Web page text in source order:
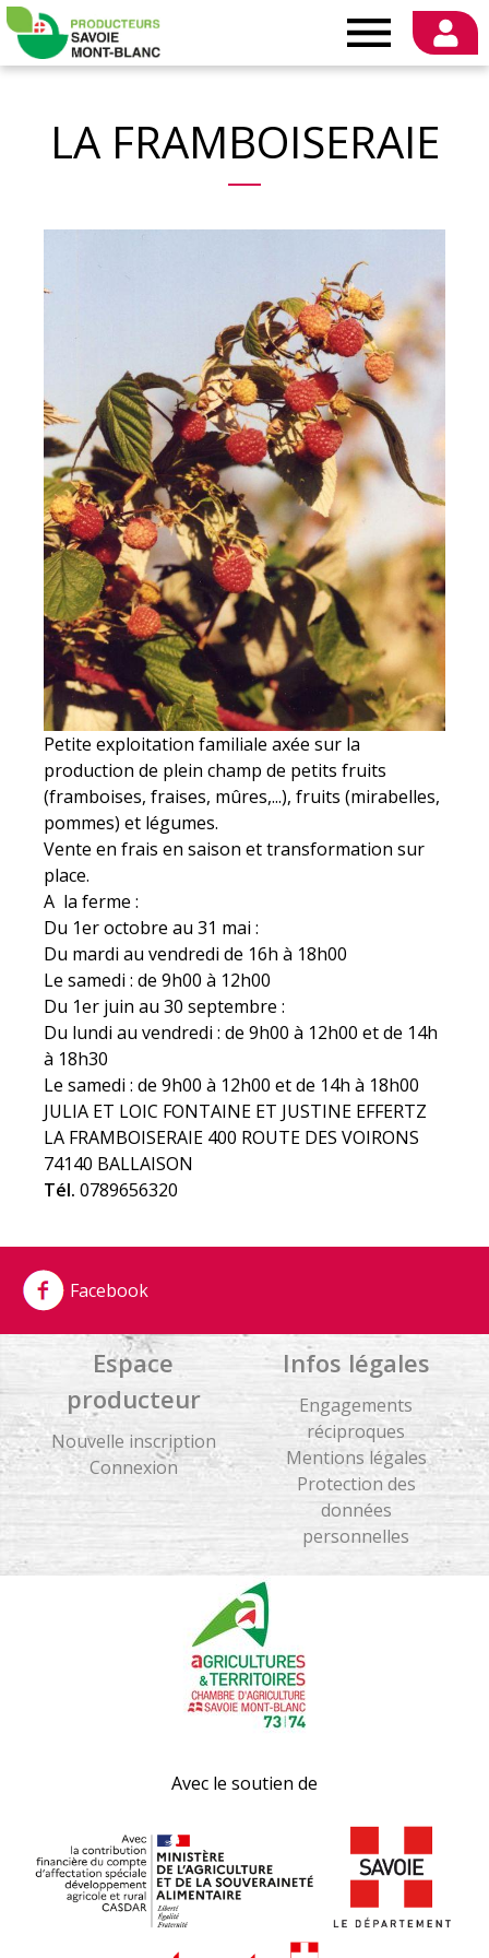
Mont-
Blanc
LA FRAMBOISERAIE
Petite exploitation familiale axée sur la
production de plein champ de petits fruits
(framboises, fraises, mûres,...), fruits (mirabelles,
pommes) et légumes.
Vente en frais en saison et transformation sur
place.
A la ferme :
Du 1er octobre au 31 mai :
Du mardi au vendredi de 16h à 18h00
Le samedi : de 9h00 à 12h00
Du 1er juin au 30 septembre :
Du lundi au vendredi : de 9h00 à 12h00 et de 14h
à 18h30
Le samedi : de 9h00 à 12h00 et de 14h à 18h00
JULIA ET LOIC FONTAINE ET JUSTINE EFFERTZ
LA FRAMBOISERAIE 400 ROUTE DES VOIRONS
74140 BALLAISON
Tél. 0789656320
Facebook
Infos légales
Engagements
réciproques
Mentions légales
Protection des
données
personnelles
Espace
producteur
Nouvelle inscription
Connexion
Avec le soutien de